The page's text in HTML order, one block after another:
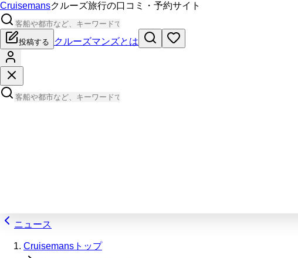
Cruisemansクルーズ旅行の口コミ・予約サイト
投稿する クルーズマンズとは
ニュース
Cruisemansトップ